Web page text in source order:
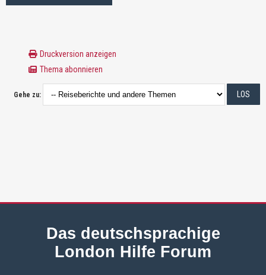
Druckversion anzeigen
Thema abonnieren
Gehe zu:
Das deutschsprachige
London Hilfe Forum